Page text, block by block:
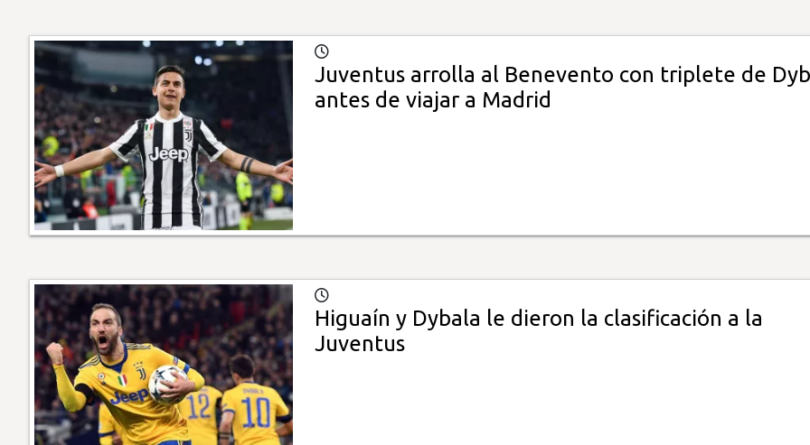
Juventus arrolla al Benevento con triplete de
antes de viajar a Madrid
Higuaín y Dybala le dieron la clasificación a la
Juventus